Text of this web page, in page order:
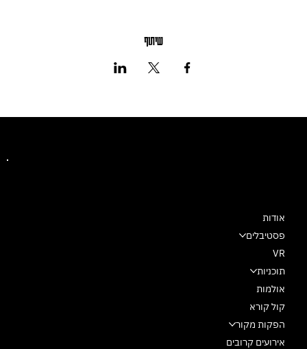
שיתוף
אודות
פסטיבלים
VR
תוכניות
אולמות
קול קורא
הפקות מקור
אירועים קרובים